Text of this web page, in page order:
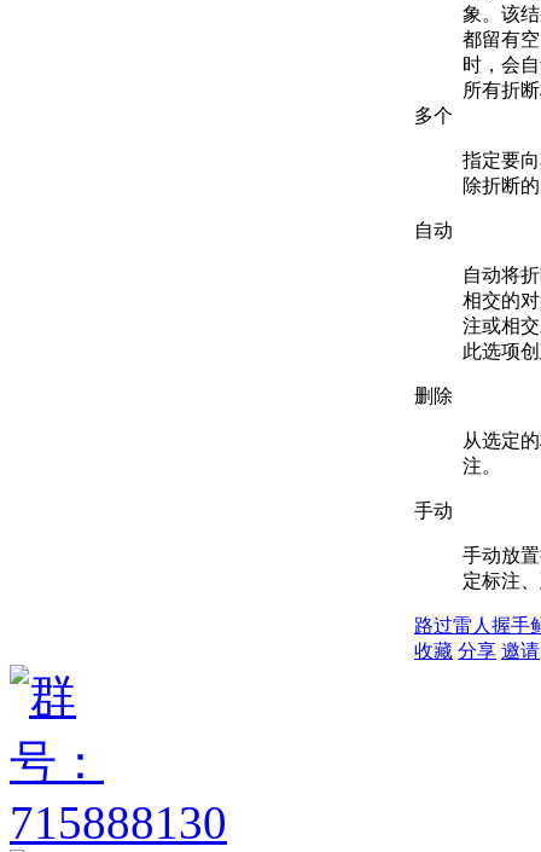
象。该
都留有
时，会
所有折
多个
指定要
除折断
自动
自动将
相交的
注或相
此选项
删除
从选定
注。
手动
手动放
定标注
路过雷人 握手
收藏 分享 邀请